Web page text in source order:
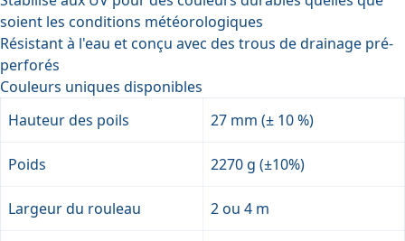
soient les conditions météorologiques
Résistant à l'eau et conçu avec des trous de drainage pré-
perforés
Couleurs uniques disponibles
Hauteur des poils
27 mm (± 10 %)
Poids 2270 g (±10%)
Largeur du rouleau 2 ou 4 m